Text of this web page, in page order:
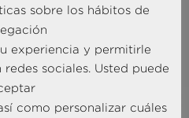
propuesta de valor
de las reformas para
sobre los hábitos de
experiencia y permitirle
sociales. Usted puede
como personalizar cuáles